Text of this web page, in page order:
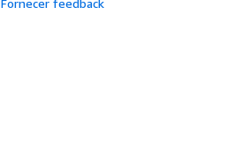
Fornecer feedback